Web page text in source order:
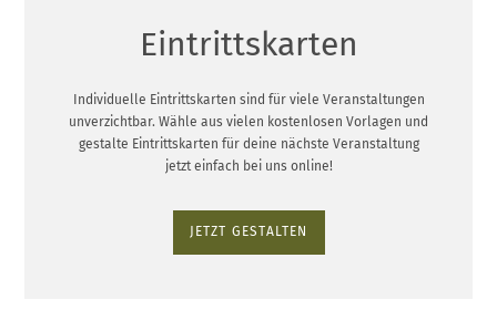
Eintrittskarten
Individuelle Eintrittskarten sind für viele Veranstaltungen
unverzichtbar. Wähle aus vielen kostenlosen Vorlagen und
gestalte Eintrittskarten für deine nächste Veranstaltung
jetzt einfach bei uns online!
JETZT GESTALTEN